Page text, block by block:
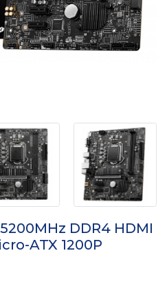
DDR4 HDMI
ATX 1200P